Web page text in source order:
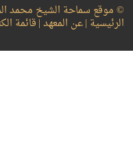
© موقع سماحة الشيخ محمد المشيقري 2018، جميع
الرئيسية |عن المعهد |قائمة